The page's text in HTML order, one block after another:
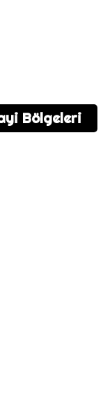
Bölgeleri